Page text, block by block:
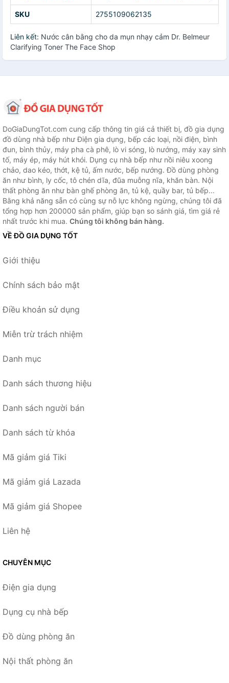
SKU 2755109062135
Liên kết: Nước cân bằng cho da mụn nhạy cảm Dr. Belmeur
Clarifying Toner The Face Shop
DoGiaDungTot.com cung cấp thông tin giá cả thiết bị, đồ gia dụng
đồ dùng nhà bếp như Điện gia dụng, bếp các loại, nồi điện, bình
đun, bình thủy, máy pha cà phê, lò vi sóng, lò nướng, máy xay sinh
tố, máy ép, máy hút khói. Dụng cụ nhà bếp như nồi niêu xoong
chảo, dao kéo, thớt, kệ tủ, ấm nước, bếp nướng. Đồ dùng phòng
ăn như bình, ly cốc, tô chén dĩa, đũa muỗng nĩa, khăn bàn. Nội
thất phòng ăn như bàn ghế phòng ăn, tủ kệ, quầy bar, tủ bếp...
Bằng khả năng sẵn có cùng sự nỗ lực không ngừng, chúng tôi đã
tổng hợp hơn 200000 sản phẩm, giúp bạn so sánh giá, tìm giá rẻ
nhất trước khi mua. Chúng tôi không bán hàng.
VỀ ĐỒ GIA DỤNG TỐT
Giới thiệu
Chính sách bảo mật
Điều khoản sử dụng
Miễn trừ trách nhiệm
Danh mục
Danh sách thương hiệu
Danh sách người bán
Danh sách từ khóa
Mã giảm giá Tiki
Mã giảm giá Lazada
Mã giảm giá Shopee
Liên hệ
CHUYÊN MỤC
Điện gia dụng
Dụng cụ nhà bếp
Đồ dùng phòng ăn
Nội thất phòng ăn